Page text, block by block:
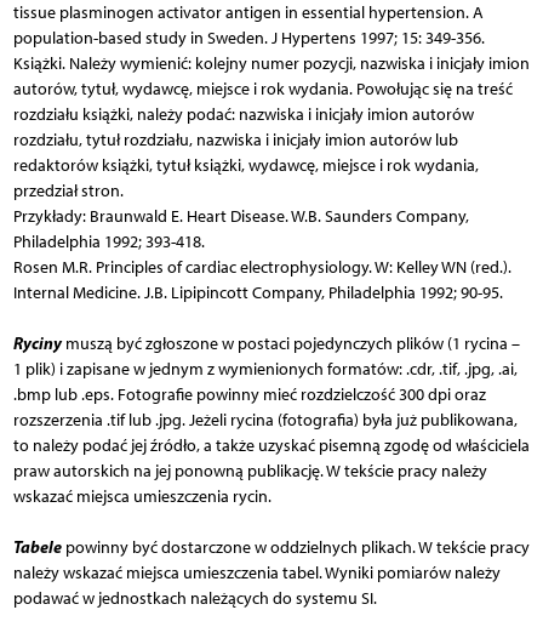
tissue plasminogen activator antigen in essential hypertension. A
population-based study in Sweden. J Hypertens 1997; 15: 349-356.
Książki. Należy wymienić: kolejny numer pozycji, nazwiska i inicjały imion
autorów, tytuł, wydawcę, miejsce i rok wydania. Powołując się na treść
rozdziału książki, należy podać: nazwiska i inicjały imion autorów
rozdziału, tytuł rozdziału, nazwiska i inicjały imion autorów lub
redaktorów książki, tytuł książki, wydawcę, miejsce i rok wydania,
przedział stron.
Przykłady: Braunwald E. Heart Disease. W.B. Saunders Company,
Philadelphia 1992; 393-418.
Rosen M.R. Principles of cardiac electrophysiology. W: Kelley WN (red.).
Internal Medicine. J.B. Lipipincott Company, Philadelphia 1992; 90-95.
Rycinymuszą być zgłoszone w postaci pojedynczych plików (1 rycina –
1 plik) i zapisane w jednym z wymienionych formatów: .cdr, .tif, .jpg, .ai,
.bmp lub .eps. Fotografie powinny mieć rozdzielczość 300 dpi oraz
rozszerzenia .tif lub .jpg. Jeżeli rycina (fotografia) była już publikowana,
to należy podać jej źródło, a także uzyskać pisemną zgodę od właściciela
praw autorskich na jej ponowną publikację. W tekście pracy należy
wskazać miejsca umieszczenia rycin.
Tabelepowinny być dostarczone w oddzielnych plikach. W tekście pracy
należy wskazać miejsca umieszczenia tabel. Wyniki pomiarów należy
podawać w jednostkach należących do systemu SI.